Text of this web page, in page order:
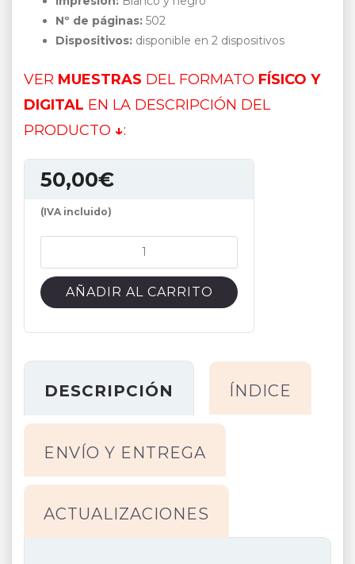
Nº de páginas: 502
Dispositivos: disponible en 2 dispositivos
VER MUESTRAS DEL FORMATO FÍSICO Y
DIGITAL EN LA DESCRIPCIÓN DEL
PRODUCTO ↓:
50,00€
(IVA incluido)
AUX
BIBLIOTECA
CCLL
+
DIGITAL)
AÑADIR AL CARRITO
DESCRIPCIÓN ÍNDICE
ENVÍO Y ENTREGA
ACTUALIZACIONES